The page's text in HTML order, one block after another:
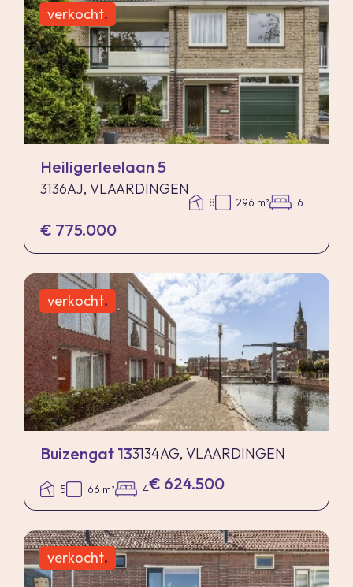
verkocht.
Heiligerleelaan 5
3136AJ, VLAARDINGEN
8 296 m² 6
€ 775.000
verkocht.
Buizengat 133134AG, VLAARDINGEN
5 66 m² 4€ 624.500
verkocht.